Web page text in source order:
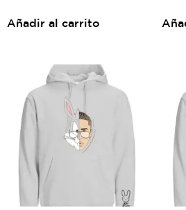
Añadir al carrito